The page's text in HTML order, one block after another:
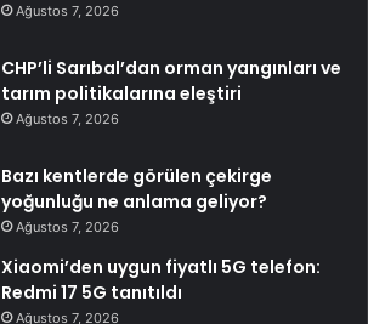
Ağustos 7, 2026
CHP’li Sarıbal’dan orman yangınları ve
tarım politikalarına eleştiri
Ağustos 7, 2026
Bazı kentlerde görülen çekirge
yoğunluğu ne anlama geliyor?
Ağustos 7, 2026
Xiaomi’den uygun fiyatlı 5G telefon:
Redmi 17 5G tanıtıldı
Ağustos 7, 2026